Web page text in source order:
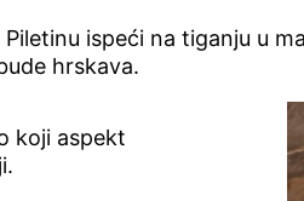
ispeći na tiganju u
hrskava.
koji aspekt